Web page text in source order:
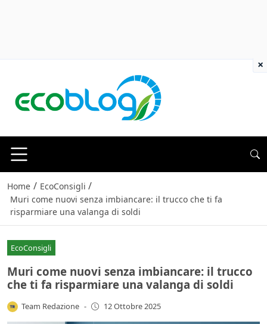
Home / EcoConsigli /
Muri come nuovi senza imbiancare: il trucco che ti fa
risparmiare una valanga di soldi
EcoConsigli
Muri come nuovi senza imbiancare: il trucco
che ti fa risparmiare una valanga di soldi
Team Redazione - 12 Ottobre 2025
×